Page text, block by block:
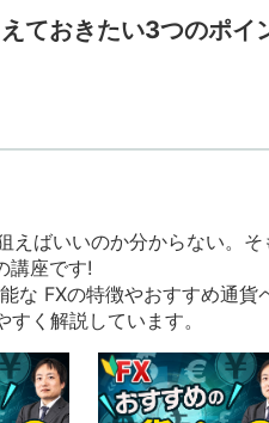
えておきたい3つのポ
えばいいのか分からない。
講座です!
な FXの特徴やおすすめ通貨
く解説しています。